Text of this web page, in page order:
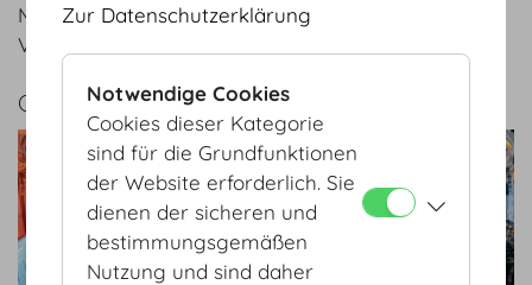
Möglichkeiten der Inszenierung in der Hofburg
Vienna.
GALERIE
Zur Datenschutzerklärung
Notwendige Cookies
Cookies dieser Kategorie
sind für die Grundfunktionen
der Website erforderlich. Sie
dienen der sicheren und
bestimmungsgemäßen
Nutzung und sind daher